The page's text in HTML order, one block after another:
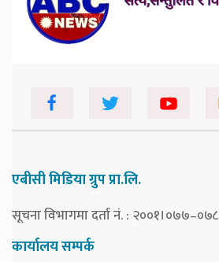
एबीसी मिडिया ग्रुप प्रा.लि.
सूचना विभागमा दर्ता नं. : २००१।०७७–०७८
कार्यालय सम्पर्क